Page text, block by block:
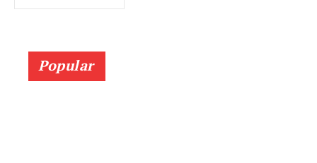
Popular